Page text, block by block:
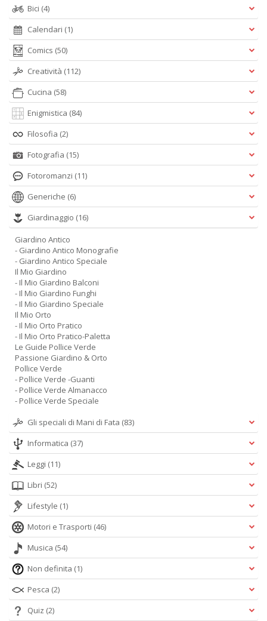
Bici (4)
Calendari (1)
Comics (50)
Creatività (112)
Cucina (58)
Enigmistica (84)
Filosofia (2)
Fotografia (15)
Fotoromanzi (11)
Generiche (6)
Giardinaggio (16)
Giardino Antico
- Giardino Antico Monografie
- Giardino Antico Speciale
Il Mio Giardino
- Il Mio Giardino Balconi
- Il Mio Giardino Funghi
- Il Mio Giardino Speciale
Il Mio Orto
- Il Mio Orto Pratico
- Il Mio Orto Pratico-Paletta
Le Guide Pollice Verde
Passione Giardino & Orto
Pollice Verde
- Pollice Verde -Guanti
- Pollice Verde Almanacco
- Pollice Verde Speciale
Gli speciali di Mani di Fata (83)
Informatica (37)
Leggi (11)
Libri (52)
Lifestyle (1)
Motori e Trasporti (46)
Musica (54)
Non definita (1)
Pesca (2)
Quiz (2)